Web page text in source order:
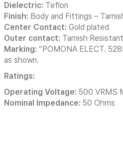
Dielectric: Teflon
Finish: Body and Fittings –
Center Contact: Gold plated
Outer contact: Tarnish Resistant
Marking: “POMONA ELECT.
as shown.
Ratings:
Operating Voltage: 500 VRMS
Nominal Impedance: 50 Ohms